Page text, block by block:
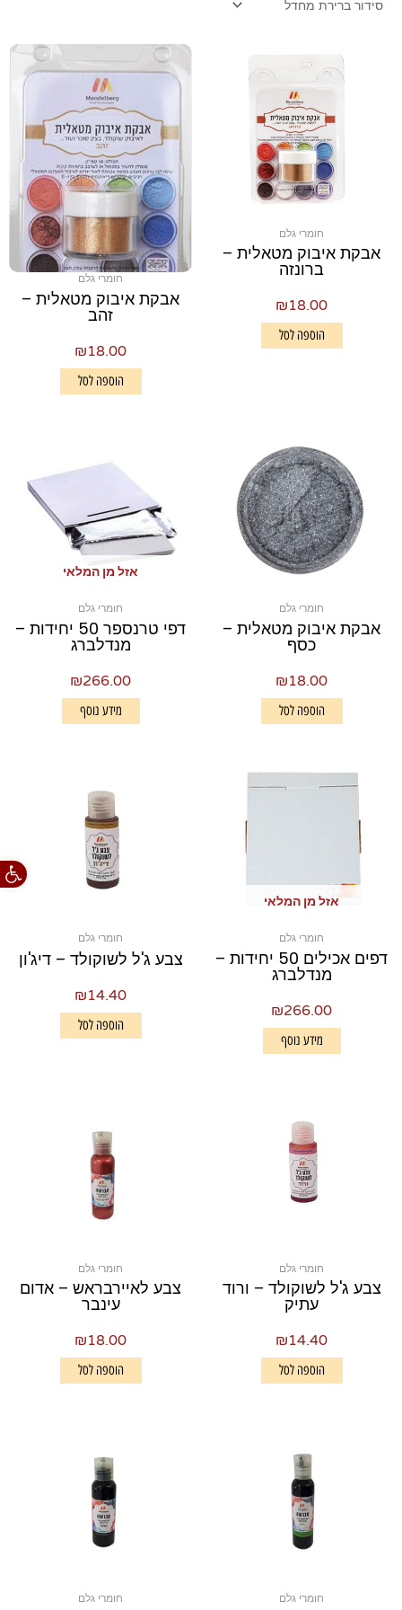
פתח
חומרי גלם
אבקת איבוק מטאלית –
ברונזה
₪18.00
הוספה לסל
חומרי גלם
אבקת איבוק מטאלית –
זהב
₪18.00
הוספה לסל
חומרי גלם
אבקת איבוק מטאלית –
כסף
₪18.00
הוספה לסל
אזל מן המלאי
חומרי גלם
דפי טרנספר 50 יחידות –
מנדלברג
₪266.00
מידע נוסף
אזל מן המלאי
חומרי גלם
דפים אכילים 50 יחידות –
מנדלברג
₪266.00
מידע נוסף
חומרי גלם
צבע ג'ל לשוקולד – דיג'ון
₪14.40
הוספה לסל
חומרי גלם
צבע ג'ל לשוקולד – ורוד
עתיק
₪14.40
הוספה לסל
חומרי גלם
צבע לאיירבראש – אדום
עינבר
₪18.00
הוספה לסל
חומרי גלם חומרי גלם